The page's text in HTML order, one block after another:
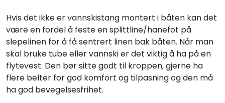
Hvis det ikke er vannskistang montert i båten kan det
være en fordel å feste en splittline/hanefot på
slepelinen for å få sentrert linen bak båten. Når man
skal bruke tube eller vannski er det viktig å ha på en
flytevest. Den bør sitte godt til kroppen, gjerne ha
flere belter for god komfort og tilpasning og den må
ha god bevegelsesfrihet.